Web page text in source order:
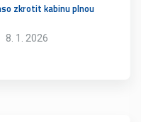
zkrotit kabinu plnou
8. 1. 2026